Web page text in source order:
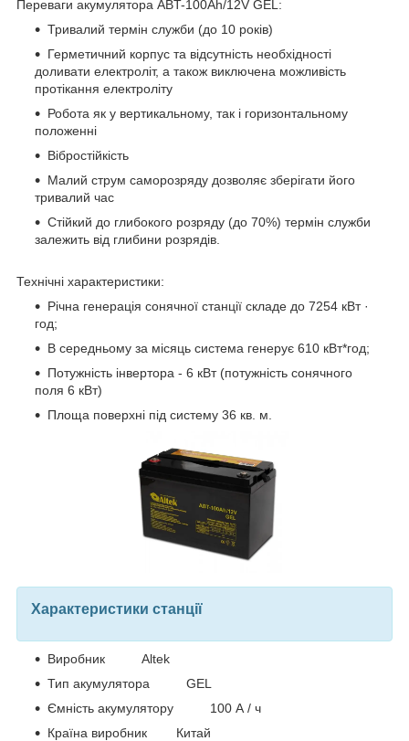
Переваги акумулятора ABT-100Аh/12V GEL:
Тривалий термін служби (до 10 років)
Герметичний корпус та відсутність необхідності
доливати електроліт, а також виключена можливість
протікання електроліту
Робота як у вертикальному, так і горизонтальному
положенні
Вібростійкість
Малий струм саморозряду дозволяє зберігати його
тривалий час
Стійкий до глибокого розряду (до 70%) термін служби
залежить від глибини розрядів.
Технічні характеристики:
Річна генерація сонячної станції складе до 7254 кВт ·
год;
В середньому за місяць система генерує 610 кВт*год;
Потужність інвертора - 6 кВт (потужність сонячного
поля 6 кВт)
Площа поверхні під систему 36 кв. м.
Характеристики станції
Виробник Altek
Тип акумулятора GEL
Ємність акумулятору 100 А / ч
Країна виробник Китай